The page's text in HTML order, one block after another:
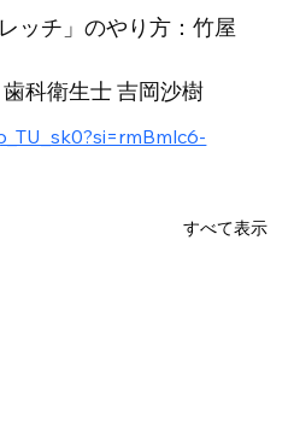
ッチ」のやり方：竹屋
歯科衛生士 吉岡沙樹
すべて表示